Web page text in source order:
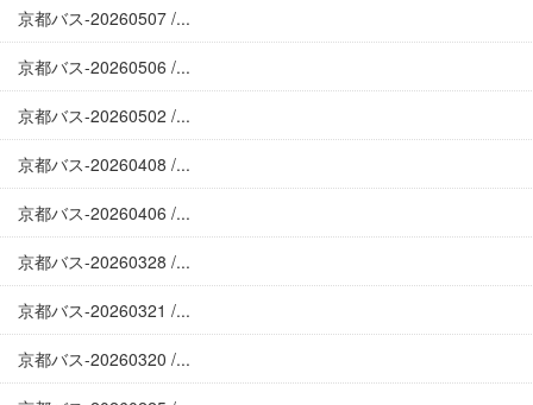
京都バス-20260507 /...
京都バス-20260506 /...
京都バス-20260502 /...
京都バス-20260408 /...
京都バス-20260406 /...
京都バス-20260328 /...
京都バス-20260321 /...
京都バス-20260320 /...